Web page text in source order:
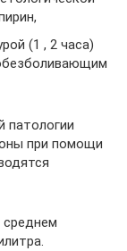
(1 , 2 часа)
патологии
при помощи